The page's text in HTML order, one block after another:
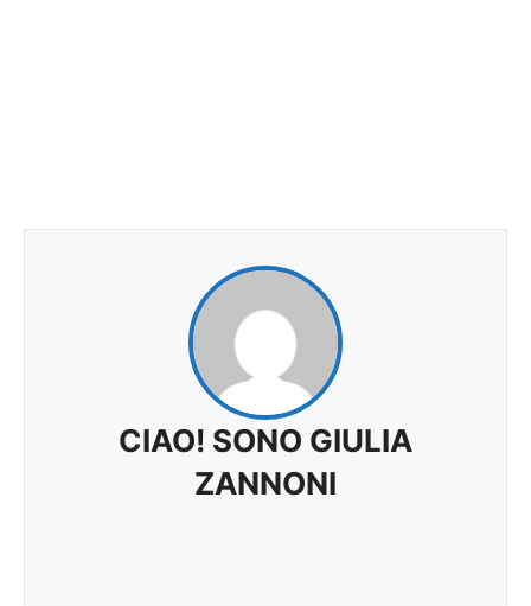
CIAO! SONO GIULIA
ZANNONI